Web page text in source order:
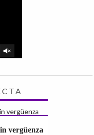
vergüenza